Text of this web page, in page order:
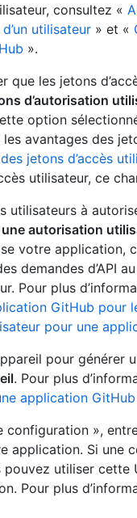
consultez «
utilisateur » et «
».
les jetons
d’autorisation
option
avantages des
jetons d’accès
utilisateur, ce
utilisateurs à
une autorisation
votre application,
demandes d’API
Pour plus
GitHub pour
pour une
pour générer
. Pour plus
application GitHub
configuration »,
application. Si une
pouvez utiliser
Pour plus